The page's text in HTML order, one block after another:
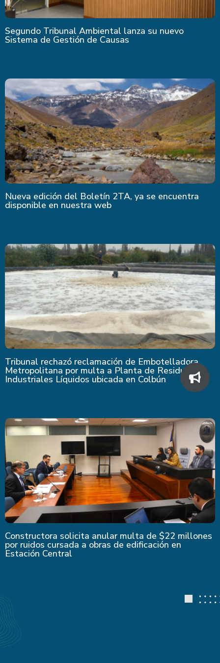
Segundo Tribunal Ambiental lanza su nuevo
Sistema de Gestión de Causas
Nueva edición del Boletín 2TA, ya se encuentra
disponible en nuestra web
Tribunal rechazó reclamación de Embotelladora
Metropolitana por multa a Planta de Residuos
Industriales Líquidos ubicada en Colbún
Constructora solicita anular multa de $22 millones
por ruidos cursada a obras de edificación en
Estación Central